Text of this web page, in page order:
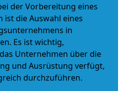
der Vorbereitung eines
ist die Auswahl eines
in
Es ist wichtig,
Unternehmen über die
und Ausrüstung verfügt,
durchzuführen.